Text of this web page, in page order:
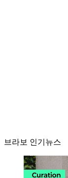
브라보 인기뉴스